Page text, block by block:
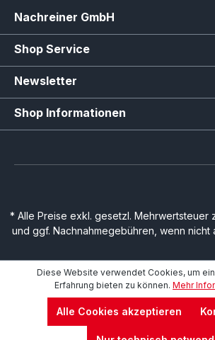
Nachreiner GmbH
Shop Service
Newsletter
Shop Informationen
* Alle Preise exkl. gesetzl. Mehrwertsteuer
und ggf. Nachnahmegebühren, wenn nicht
Diese Website verwendet Cookies, um
Erfahrung bieten zu können. Mehr
Alle Cookies akzeptieren